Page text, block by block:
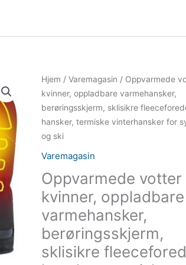
Hjem / Varemagasin / Oppvarmede
kvinner, oppladbare varmehansker,
berøringsskjerm, sklisikre
hansker, termiske vinterhansker for
og ski
Varemagasin
Oppvarmede votter
kvinner, oppladbare
varmehansker,
berøringsskjerm,
sklisikre